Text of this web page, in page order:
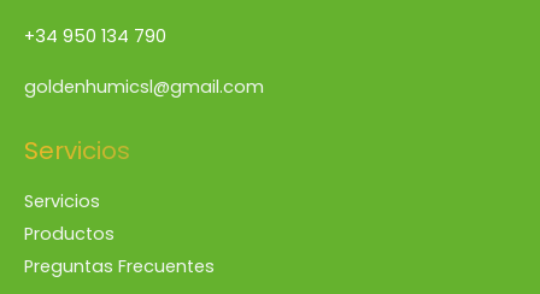
+34 950 134 790
goldenhumicsl@gmail.com
Servicios
Servicios
Productos
Preguntas Frecuentes